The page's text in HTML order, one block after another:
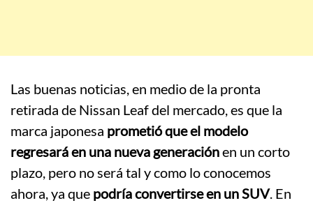
Las buenas noticias, en medio de la pronta
retirada de Nissan Leaf del mercado, es que la
marca japonesa prometió que el modelo
regresará en una nueva generaciónen un corto
plazo, pero no será tal y como lo conocemos
ahora, ya que podría convertirse en un SUV. En